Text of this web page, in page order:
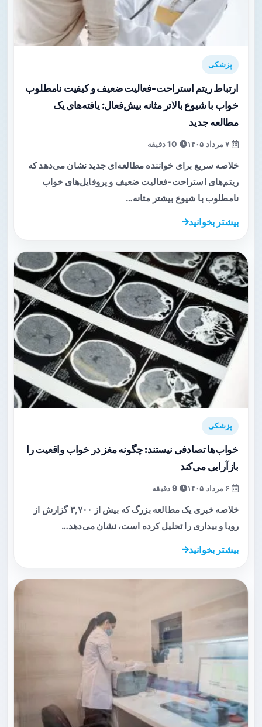
پزشکی
ارتباط ریتم استراحت-فعالیت ضعیف و کیفیت نامطلوب
خواب با شیوع بالاتر مثانه بیش‌فعال: یافته‌های یک
مطالعه جدید
خلاصه سریع برای خواننده مطالعه‌ای جدید نشان می‌دهد که
ریتم‌های استراحت-فعالیت ضعیف و پروفایل‌های خواب
نامطلوب با شیوع بیشتر مثانه…
بیشتر بخوانید
پزشکی
خواب‌ها تصادفی نیستند: چگونه مغز در خواب واقعیت را
بازآرایی می‌کند
خلاصه خبری یک مطالعه بزرگ که بیش از ۳,۷۰۰ گزارش از
رویا و بیداری را تحلیل کرده است، نشان می‌دهد…
بیشتر بخوانید